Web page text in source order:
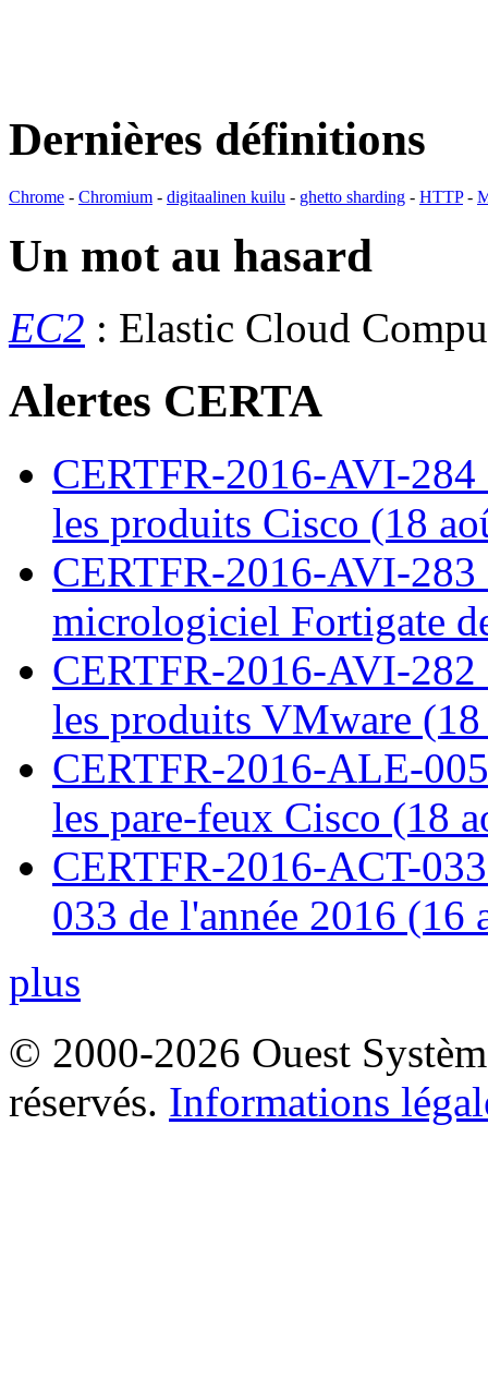
Dernières définitions
Chrome - Chromium - digitaalinen kuilu - ghetto sharding - HTTP-
Un mot au hasard
EC2 : Elastic Cloud
Alertes CERTA
CERTFR-2016-AVI-
les produits Cisco (18
CERTFR-2016-AVI-
micrologiciel Fortigate
CERTFR-2016-AVI-
les produits VMware
CERTFR-2016-ALE-
les pare-feux Cisco (18
CERTFR-2016-ACT-
033 de l'année 2016 (16
plus
© 2000-2026 Ouest
réservés. Informations